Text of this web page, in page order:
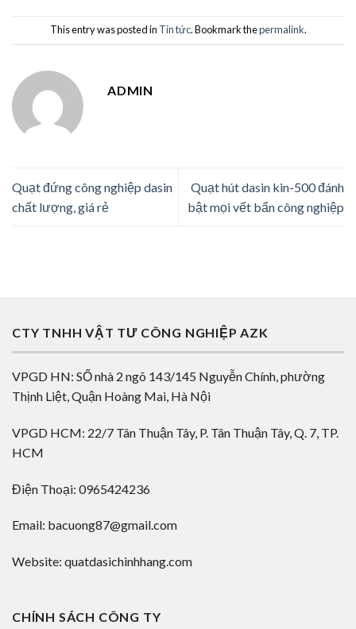
This entry was posted in Tin tức. Bookmark thepermalink.
ADMIN
Quạt đứng công nghiệp dasin
chất lượng, giá rẻ
Quạt hút dasin kin-500 đánh
bật mọi vết bẩn công nghiệp
CTY TNHH VẬT TƯ CÔNG NGHIỆP AZK
VPGD HN: SỐ nhà 2 ngõ 143/145 Nguyễn Chính, phường
Thịnh Liệt, Quận Hoàng Mai, Hà Nội
VPGD HCM: 22/7 Tân Thuận Tây, P. Tân Thuận Tây, Q. 7, TP.
HCM
Điện Thoại: 0965424236
Email: bacuong87@gmail.com
Website: quatdasichinhhang.com
CHÍNH SÁCH CÔNG TY